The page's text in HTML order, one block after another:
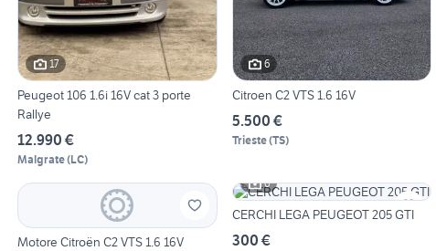
17
Peugeot 106 1.6i 16V cat 3 porte
Rallye
12.990 €
Malgrate(LC)
6
Citroen C2 VTS 1.6 16V
5.500 €
Trieste(TS)
Motore Citroën C2 VTS 1.6 16V
6
CERCHI LEGA PEUGEOT 205 GTI
300 €